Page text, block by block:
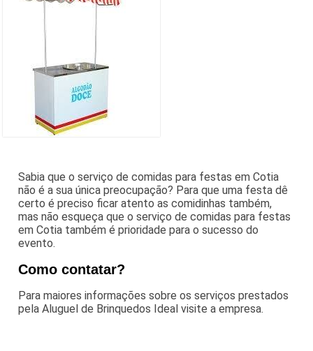
Sabia que o serviço de comidas para festas em Cotia
não é a sua única preocupação? Para que uma festa dê
certo é preciso ficar atento as comidinhas também,
mas não esqueça que o serviço de comidas para festas
em Cotia também é prioridade para o sucesso do
evento.
Como contatar?
Para maiores informações sobre os serviços prestados
pela Aluguel de Brinquedos Ideal visite a empresa.